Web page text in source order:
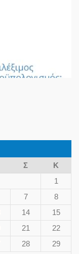
Σ
Κ
1
7
8
14
15
21
22
28
29